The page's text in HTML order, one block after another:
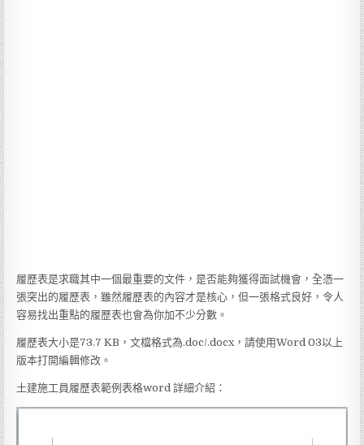
履歷表是求職其中一個最重要的文件，是否能夠獲得面試機會，全憑一
張突出的履歷表，雖然履歷表的內容才是核心，但一張格式良好，令人
容易找出重點的履歷表也會為你加不少分數。
履歷表大小是73.7 KB，文檔格式為.doc/.docx，請使用Word 03以上
版本打開編輯修改。
土建施工員履歷表範例表格word 詳細介紹：